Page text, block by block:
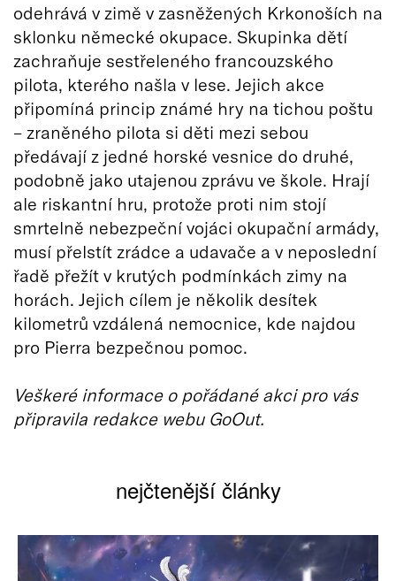
odehrává v zimě v zasněžených Krkonoších na
sklonku německé okupace. Skupinka dětí
zachraňuje sestřeleného francouzského
pilota, kterého našla v lese. Jejich akce
připomíná princip známé hry na tichou poštu
– zraněného pilota si děti mezi sebou
předávají z jedné horské vesnice do druhé,
podobně jako utajenou zprávu ve škole. Hrají
ale riskantní hru, protože proti nim stojí
smrtelně nebezpeční vojáci okupační armády,
musí přelstít zrádce a udavače a v neposlední
řadě přežít v krutých podmínkách zimy na
horách. Jejich cílem je několik desítek
kilometrů vzdálená nemocnice, kde najdou
pro Pierra bezpečnou pomoc.
Veškeré informace o pořádané akci pro vás
připravila redakce webu GoOut.
nejčtenější články